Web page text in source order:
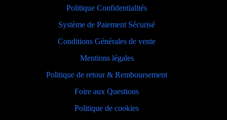
Politique Confidentialités
Système de Paiement Sécurisé
Conditions Générales de vente
Mentions légales
Politique de retour & Remboursement
Foire aux Questions
Politique de cookies